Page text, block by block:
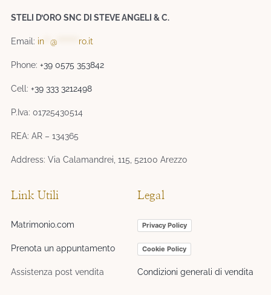
STELI D’ORO SNC DI STEVE ANGELI & C.
Email: in **@ ro.it
Phone:+39 0575 353842
Cell:+39 333 3212498
P.Iva: 01725430514
REA: AR – 134365
Address: Via Calamandrei, 115, 52100 Arezzo
Link Utili
Matrimonio.com
Prenota un appuntamento
Assistenza post vendita
Legal
Privacy Policy
Cookie Policy
Condizioni generali di vendita